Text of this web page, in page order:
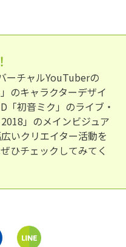
ーチャルYouTuberの
のキャラクターデザイ
「初音ミク」のライブ・
」のメインビジュア
いクリエイター活動を
ひチェックしてみてく